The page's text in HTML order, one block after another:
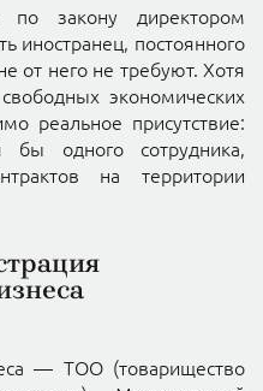
по закону директором
иностранец, постоянного
от него не требуют. Хотя
экономических
реальное присутствие:
одного сотрудника,
на территории
— ТОО (товарищество